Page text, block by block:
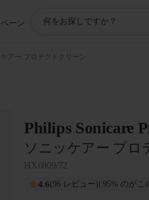
ーン
索
ケアー プロテクトクリーン
Philips Sonicare
ソニッケアー プロ
HX6809/72
4.6(96 レビュー) | 95% のが